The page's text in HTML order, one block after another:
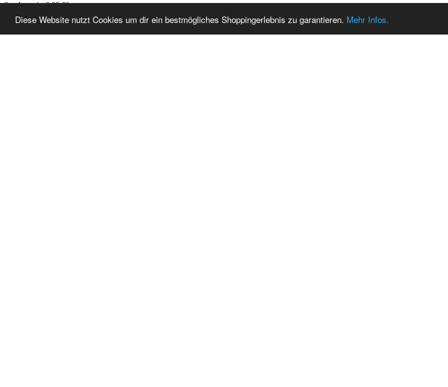
Diese Website nutzt Cookies um dir ein bestmögliches Shoppingerlebnis zu garantieren. Mehr Infos.
Sonderpreis: 6,00 €*
Detailansicht